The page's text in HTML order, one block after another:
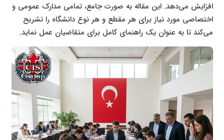
افزایش می‌دهد. این مقاله به صورت جامع، تمامی مدارک عمومی و
اختصاصی مورد نیاز برای هر مقطع و هر نوع دانشگاه را تشریح
می‌کند تا به عنوان یک راهنمای کامل برای متقاضیان عمل نماید.